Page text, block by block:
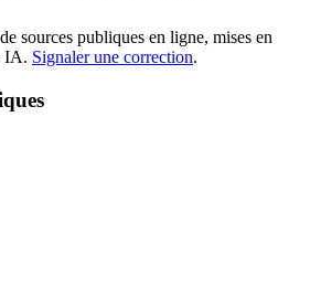
sources publiques en ligne, mises en
IA. Signaler une correction.